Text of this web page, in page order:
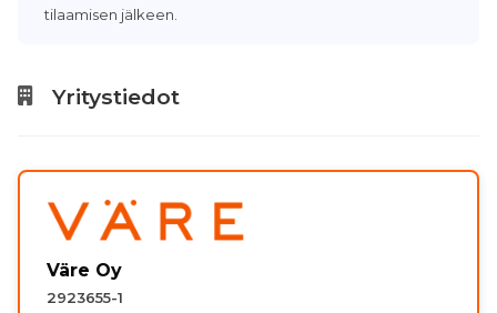
tilaamisen jälkeen.
Yritystiedot
Väre Oy
2923655-1